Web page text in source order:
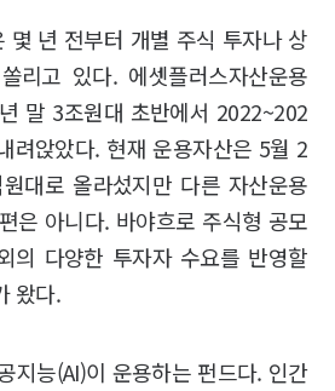
몇 년 전부터 개별 주식 투자나 상
리고 있다. 에셋플러스자산운용
말 3조원대 초반에서 2022~202
려앉았다. 현재 운용자산은 5월 2
대로 올라섰지만 다른 자산운용
은 아니다. 바야흐로 주식형 공모
의 다양한 투자자 수요를 반영할
왔다.
지능(AI)이 운용하는 펀드다. 인간